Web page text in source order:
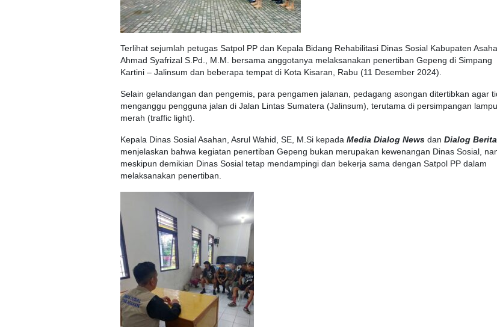
Terlihat sejumlah petugas Satpol PP dan Kepala Bidang Rehabilitasi Dinas Sosial Kabupaten
Ahmad Syafrizal S.Pd., M.M. bersama anggotanya melaksanakan penertiban Gepeng di Simpang
Kartini – Jalinsum dan beberapa tempat di Kota Kisaran, Rabu (11 Desember 2024).
Selain gelandangan dan pengemis, para pengamen jalanan, pedagang asongan ditertibkan agar
menganggu pengguna jalan di Jalan Lintas Sumatera (Jalinsum), terutama di persimpangan lampu
merah (traffic light).
Kepala Dinas Sosial Asahan, Asrul Wahid, SE, M.Si kepada Media Dialog News dan Dialog Berita
menjelaskan bahwa kegiatan penertiban Gepeng bukan merupakan kewenangan Dinas Sosial,
meskipun demikian Dinas Sosial tetap mendampingi dan bekerja sama dengan Satpol PP dalam
melaksanakan penertiban.